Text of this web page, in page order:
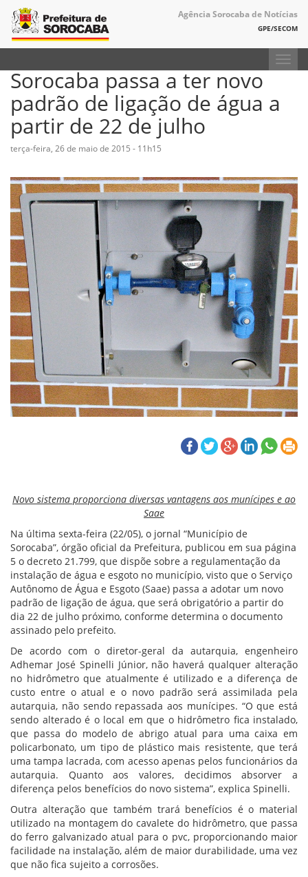
Agência Sorocaba de Notícias
GPE/SECOM
Sorocaba passa a ter novo
padrão de ligação de água a
partir de 22 de julho
terça-feira, 26 de maio de 2015 - 11h15
Novo sistema proporciona diversas vantagens aos munícipes e ao
Saae
Na última sexta-feira (22/05), o jornal “Município de
Sorocaba”, órgão oficial da Prefeitura, publicou em sua página
5 o decreto 21.799, que dispõe sobre a regulamentação da
instalação de água e esgoto no município, visto que o Serviço
Autônomo de Água e Esgoto (Saae) passa a adotar um novo
padrão de ligação de água, que será obrigatório a partir do
dia 22 de julho próximo, conforme determina o documento
assinado pelo prefeito.
De acordo com o diretor-geral da autarquia, engenheiro
Adhemar José Spinelli Júnior, não haverá qualquer alteração
no hidrômetro que atualmente é utilizado e a diferença de
custo entre o atual e o novo padrão será assimilada pela
autarquia, não sendo repassada aos munícipes. “O que está
sendo alterado é o local em que o hidrômetro fica instalado,
que passa do modelo de abrigo atual para uma caixa em
policarbonato, um tipo de plástico mais resistente, que terá
uma tampa lacrada, com acesso apenas pelos funcionários da
autarquia. Quanto aos valores, decidimos absorver a
diferença pelos benefícios do novo sistema”, explica Spinelli.
Outra alteração que também trará benefícios é o material
utilizado na montagem do cavalete do hidrômetro, que passa
do ferro galvanizado atual para o pvc, proporcionando maior
facilidade na instalação, além de maior durabilidade, uma vez
que não fica sujeito a corrosões.